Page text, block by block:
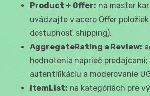
Product + Offer: na master
uvádzajte viacero Offer
dostupnosť, shipping).
AggregateRating a Review:
hodnotenia naprieč predajcami;
autentifikáciu a moderovanie
ItemList: na kategóriách pre